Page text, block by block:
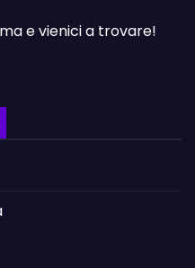
e vienici a trovare!